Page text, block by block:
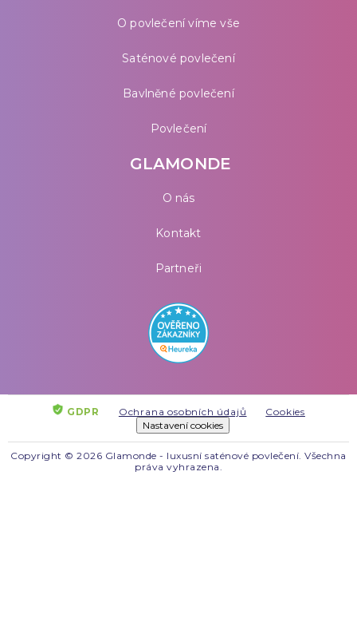
O povlečení víme vše
Saténové povlečení
Bavlněné povlečení
Povlečení
GLAMONDE
O nás
Kontakt
Partneři
GDPR Ochrana osobních údajů
Cookies
Nastavení cookies
Copyright © 2026 Glamonde - luxusní saténové povlečení. Všechna
práva vyhrazena.